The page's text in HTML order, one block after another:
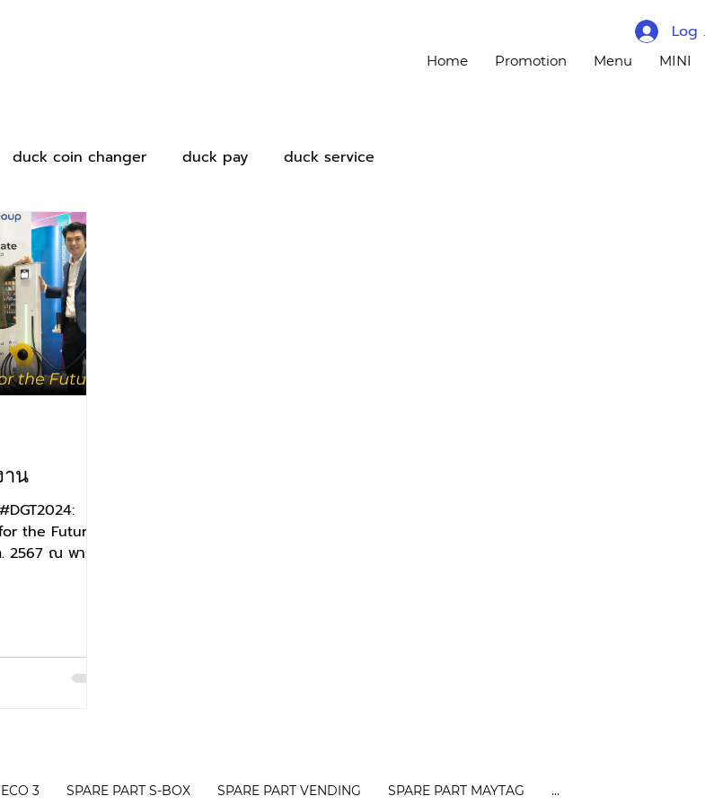
Home Promotion Menu MINI
Log
duck coin changer duck pay duck service
าน
the Future
ณ พารา
3 SPARE PART S-BOX SPARE PART VENDING SPARE PART MAYTAG ...